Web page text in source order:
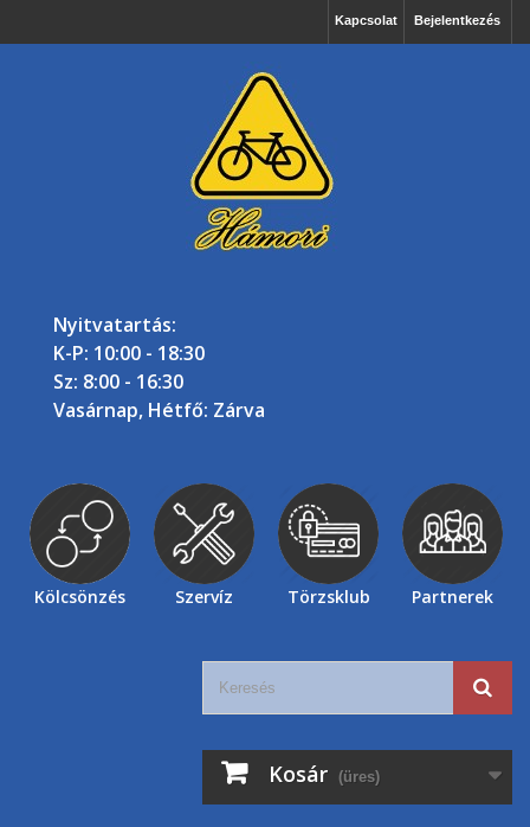
Bejelentkezés
Kapcsolat
Nyitvatartás:
K-P: 10:00 - 18:30
Sz: 8:00 - 16:30
Vasárnap, Hétfő: Zárva
Kölcsönzés Szervíz Törzsklub Partnerek
Kosár (üres)